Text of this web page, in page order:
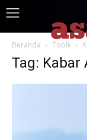
Beranda Topik
Tag: Kabar